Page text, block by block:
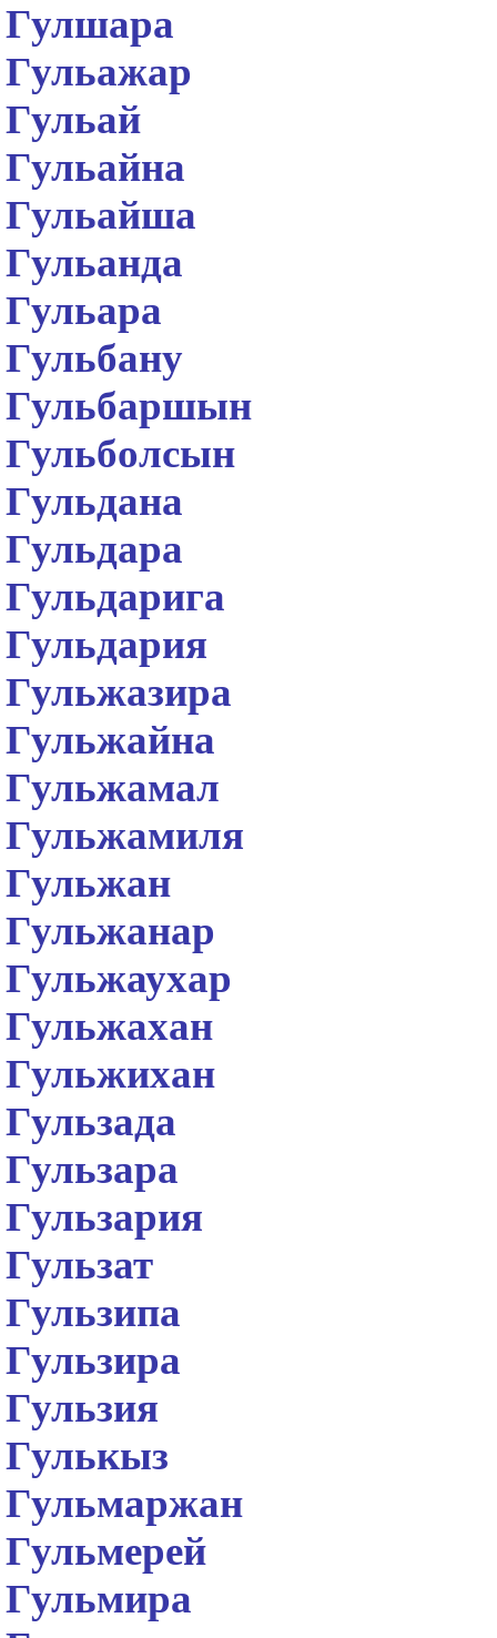
Гулшара
Гульажар
Гульай
Гульайна
Гульайша
Гульанда
Гульара
Гульбану
Гульбаршын
Гульболсын
Гульдана
Гульдара
Гульдарига
Гульдария
Гульжазира
Гульжайна
Гульжамал
Гульжамиля
Гульжан
Гульжанар
Гульжаухар
Гульжахан
Гульжихан
Гульзада
Гульзара
Гульзария
Гульзат
Гульзипа
Гульзира
Гульзия
Гулькыз
Гульмаржан
Гульмерей
Гульмира